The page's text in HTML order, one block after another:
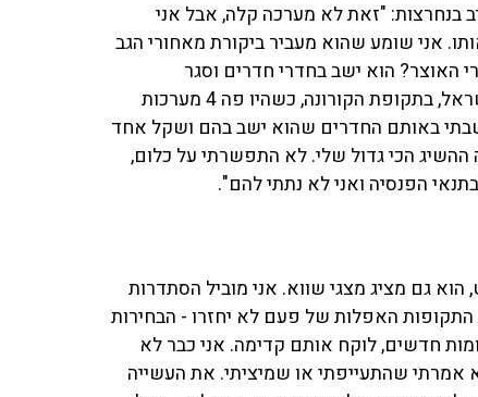
בנחרצות: "זאת לא מערכה קלה, אבל אני
אני שומע שהוא מעביר ביקורת מאחורי הגב
האוצר? הוא ישב בחדרי חדרים וסגר
עסקאות? אני ישבתי שתקופה שהייתה הכי קשה למדינת ישראל, בתקופת הקורונה, כשהיו פה 4 מערכות
שקל גירעון - אני ישבתי באותם החדרים שהוא ישב בהם ושקל אחד
הכי גדול שלי. לא התפשרתי על כלום,
הפנסיה ואני לא נתתי להם".
גם מציג מצגי שווא. אני מוביל הסתדרות
האפלות של פעם לא יחזרו - הבחירות
חדשים, לוקח אותם קדימה. אני כבר לא
אמרתי שהתעייפתי או שמיציתי. את העשייה